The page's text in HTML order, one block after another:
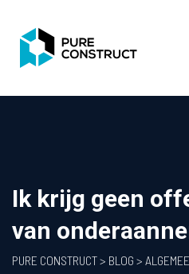
content
Ik krijg geen
van
PURE CONSTRUCT> BLOG >